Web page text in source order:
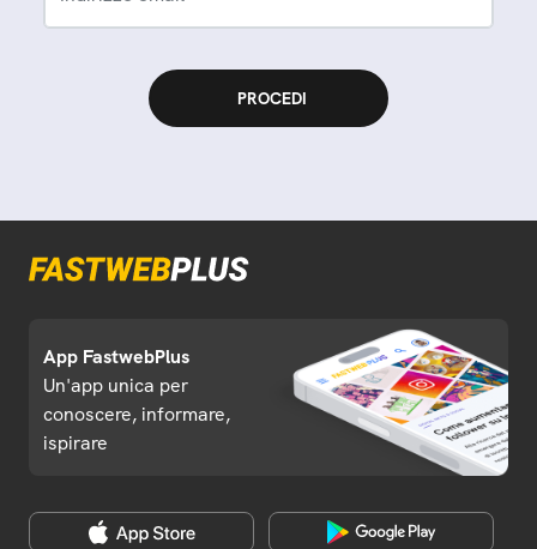
App FastwebPlus
Un'app unica per
conoscere, informare,
ispirare